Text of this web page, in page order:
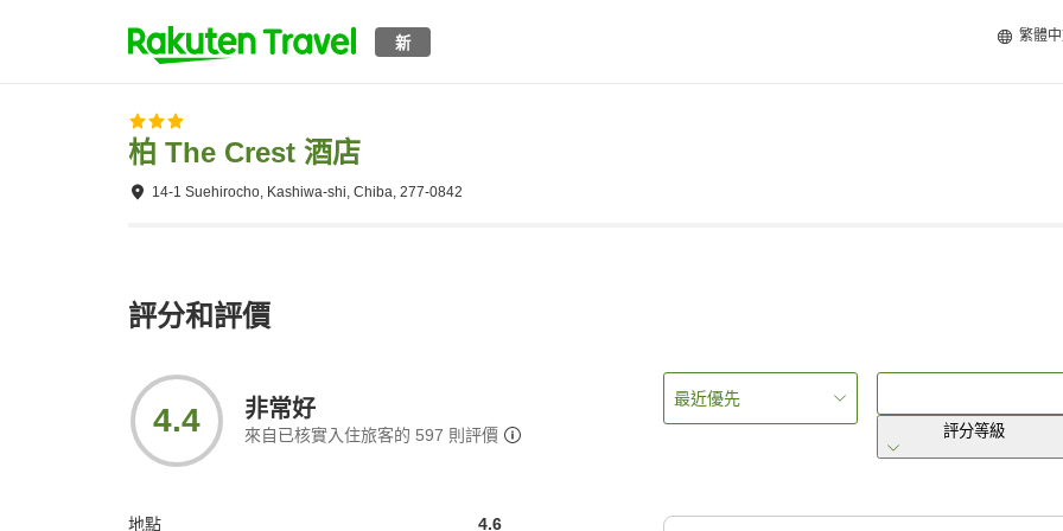
新 繁體中
柏 The Crest 酒店
14-1 Suehirocho, Kashiwa-shi, Chiba, 277-0842
評分和評價
4.4 非常好
來自已核實入住旅客的 597 則評價
地點 4.6
最近優先
評分等級